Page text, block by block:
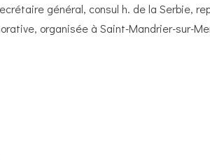
général, consul h. de la Serbie,
organisée à Saint-Mandrier-sur-